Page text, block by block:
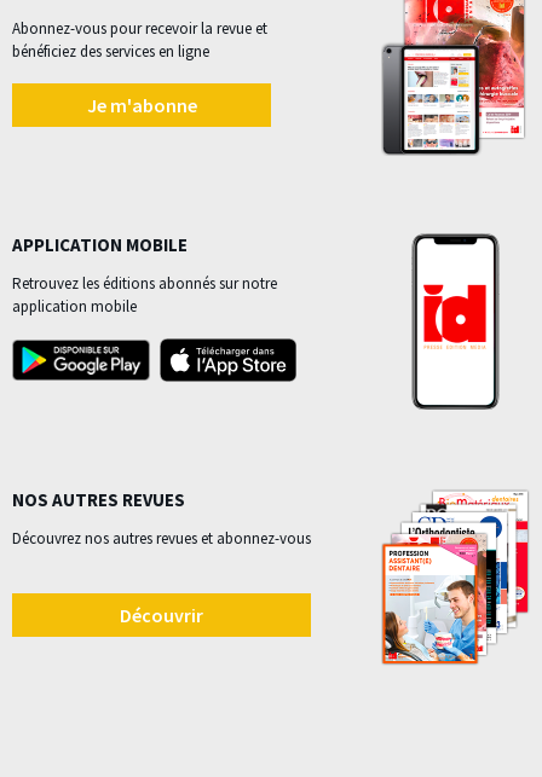
Abonnez-vous pour recevoir la revue et
bénéficiez des services en ligne
Je m'abonne
APPLICATION MOBILE
Retrouvez les éditions abonnés sur notre
application mobile
NOS AUTRES REVUES
Découvrez nos autres revues et abonnez-vous
Découvrir